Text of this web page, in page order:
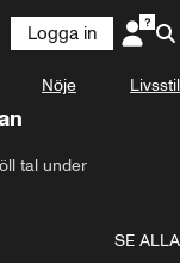
Logga in
Nöje Livsstil
tal under
SE ALLA